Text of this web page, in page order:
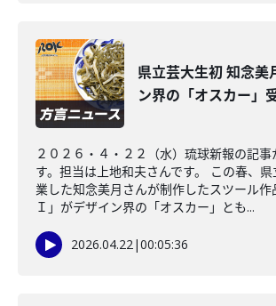
県立芸大生初 知念美
ン界の「オスカー」
２０２６・４・２２（水）琉球新報の記事
す。担当は上地和夫さんです。 この春、
業した知念美月さんが制作したスツール作
Ｉ」がデザイン界の「オスカー」とも...
2026.04.22|00:05:36